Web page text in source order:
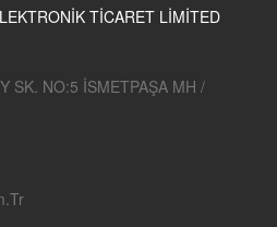
TİCARET LİMİTED
SK. NO:5 İSMETPAŞA MH /